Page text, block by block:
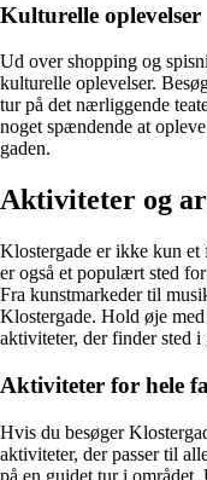
Kulturelle oplevelser
Ud over shopping og
kulturelle oplevelser.
tur på det nærliggende
noget spændende at
gaden.
Aktiviteter og
Klostergade er ikke kun et
er også et populært sted
Fra kunstmarkeder til
Klostergade. Hold øje
aktiviteter, der finder sted i
Aktiviteter for hele
Hvis du besøger
aktiviteter, der passer til
på en guidet tur i området.